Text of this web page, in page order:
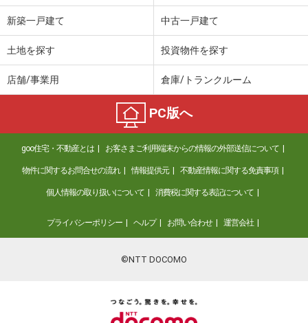
新築一戸建て 中古一戸建て
土地を探す 投資物件を探す
店舗/事業用 倉庫/トランクルーム
PC版へ
goo住宅・不動産とは お客さまご利用端末からの情報の外部送信について
物件に関するお問合せの流れ 情報提供元 不動産情報に関する免責事項
個人情報の取り扱いについて 消費税に関する表記について
プライバシーポリシー ヘルプ お問い合わせ 運営会社
©NTT DOCOMO